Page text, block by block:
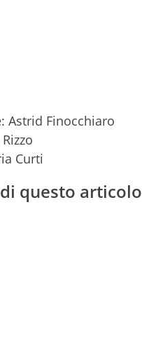
Astrid Finocchiaro
Curti
questo articolo